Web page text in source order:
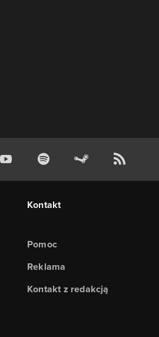
Kontakt
Pomoc
Reklama
Kontakt z redakcją